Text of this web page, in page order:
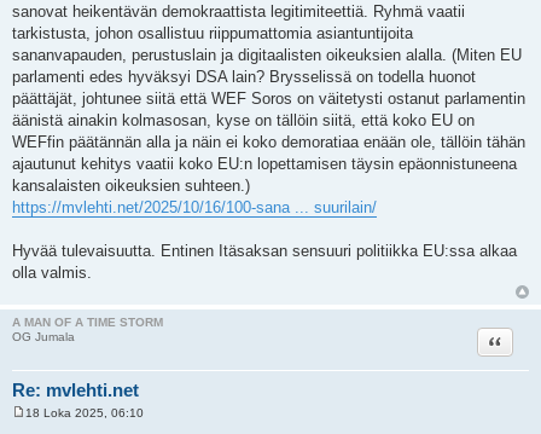
sanovat heikentävän demokraattista legitimiteettiä. Ryhmä vaatii
tarkistusta, johon osallistuu riippumattomia asiantuntijoita
sananvapauden, perustuslain ja digitaalisten oikeuksien alalla. (Miten EU
parlamenti edes hyväksyi DSA lain? Brysselissä on todella huonot
päättäjät, johtunee siitä että WEF Soros on väitetysti ostanut parlamentin
äänistä ainakin kolmasosan, kyse on tällöin siitä, että koko EU on
WEFfin päätännän alla ja näin ei koko demoratiaa enään ole, tällöin tähän
ajautunut kehitys vaatii koko EU:n lopettamisen täysin epäonnistuneena
kansalaisten oikeuksien suhteen.)
https://mvlehti.net/2025/10/16/100-sana ... suurilain/
Hyvää tulevaisuutta. Entinen Itäsaksan sensuuri politiikka EU:ssa alkaa
olla valmis.
A MAN OF A TIME STORM
OG Jumala
Re: mvlehti.net
Lainaa
18 Loka 2025, 06:10